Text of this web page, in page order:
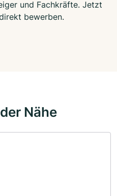
und Fachkräfte. Jetzt
bewerben.
Nähe